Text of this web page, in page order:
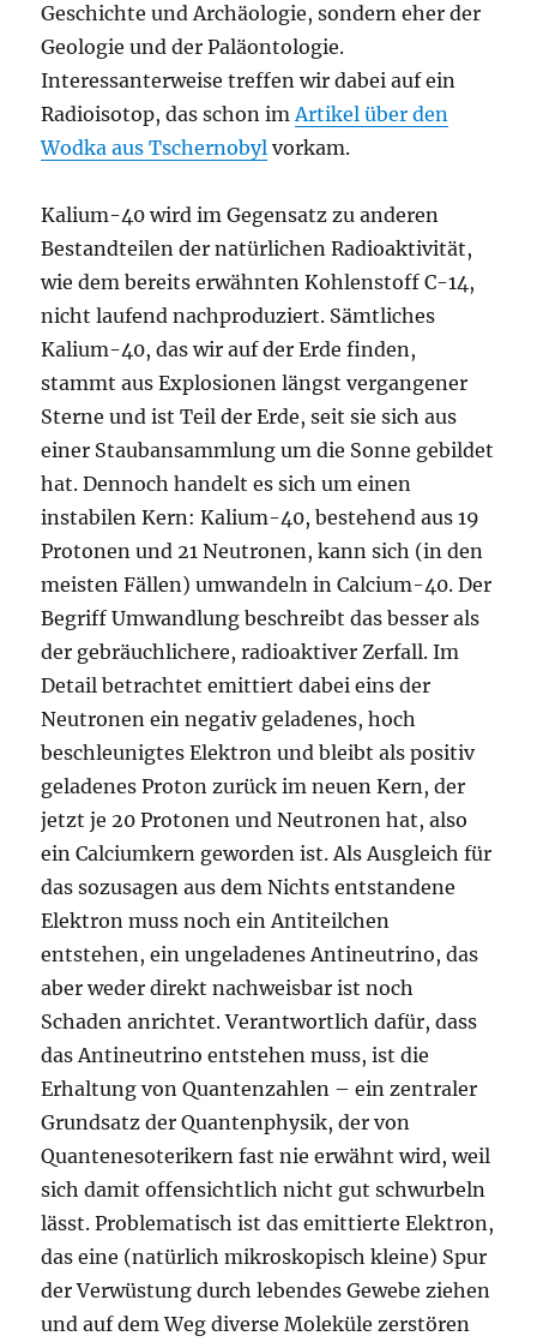
Geschichte und Archäologie, sondern eher der
Geologie und der Paläontologie.
Interessanterweise treffen wir dabei auf ein
Radioisotop, das schon imArtikel über den
Wodka aus Tschernobyl vorkam.
Kalium-40 wird im Gegensatz zu anderen
Bestandteilen der natürlichen Radioaktivität,
wie dem bereits erwähnten Kohlenstoff C-14,
nicht laufend nachproduziert. Sämtliches
Kalium-40, das wir auf der Erde finden,
stammt aus Explosionen längst vergangener
Sterne und ist Teil der Erde, seit sie sich aus
einer Staubansammlung um die Sonne gebildet
hat. Dennoch handelt es sich um einen
instabilen Kern: Kalium-40, bestehend aus 19
Protonen und 21 Neutronen, kann sich (in den
meisten Fällen) umwandeln in Calcium-40. Der
Begriff Umwandlung beschreibt das besser als
der gebräuchlichere, radioaktiver Zerfall. Im
Detail betrachtet emittiert dabei eins der
Neutronen ein negativ geladenes, hoch
beschleunigtes Elektron und bleibt als positiv
geladenes Proton zurück im neuen Kern, der
jetzt je 20 Protonen und Neutronen hat, also
ein Calciumkern geworden ist. Als Ausgleich für
das sozusagen aus dem Nichts entstandene
Elektron muss noch ein Antiteilchen
entstehen, ein ungeladenes Antineutrino, das
aber weder direkt nachweisbar ist noch
Schaden anrichtet. Verantwortlich dafür, dass
das Antineutrino entstehen muss, ist die
Erhaltung von Quantenzahlen – ein zentraler
Grundsatz der Quantenphysik, der von
Quantenesoterikern fast nie erwähnt wird, weil
sich damit offensichtlich nicht gut schwurbeln
lässt. Problematisch ist das emittierte Elektron,
das eine (natürlich mikroskopisch kleine) Spur
der Verwüstung durch lebendes Gewebe ziehen
und auf dem Weg diverse Moleküle zerstören